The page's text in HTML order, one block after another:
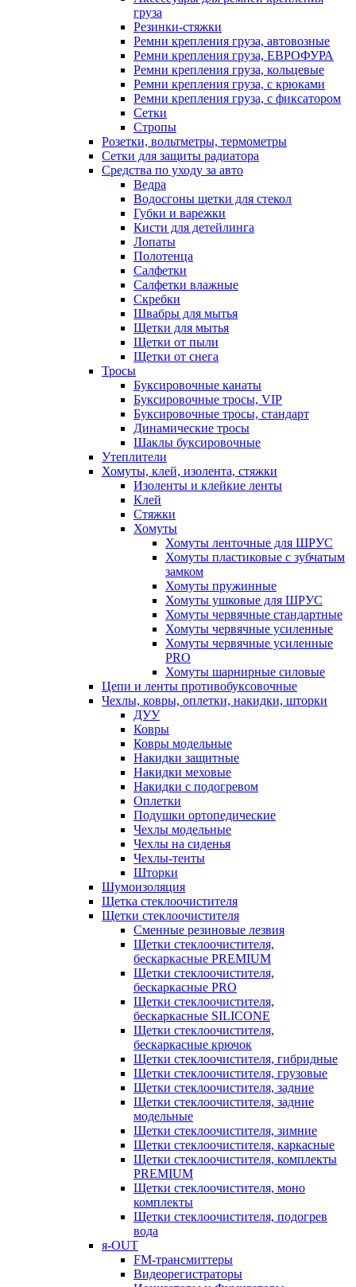
груза
Резинки-стяжки
Ремни крепления груза, автовозные
Ремни крепления груза, ЕВРОФУРА
Ремни крепления груза, кольцевые
Ремни крепления груза, с крюками
Ремни крепления груза, с фиксатором
Сетки
Стропы
Розетки, вольтметры, термометры
Сетки для защиты радиатора
Средства по уходу за авто
Ведра
Водосгоны щетки для стекол
Губки и варежки
Кисти для детейлинга
Лопаты
Полотенца
Салфетки
Салфетки влажные
Скребки
Швабры для мытья
Щетки для мытья
Щетки от пыли
Щетки от снега
Тросы
Буксировочные канаты
Буксировочные тросы, VIP
Буксировочные тросы, стандарт
Динамические тросы
Шаклы буксировочные
Утеплители
Хомуты, клей, изолента, стяжки
Изоленты и клейкие ленты
Клей
Стяжки
Хомуты
Хомуты ленточные для ШРУС
Хомуты пластиковые с зубчатым
замком
Хомуты пружинные
Хомуты ушковые для ШРУС
Хомуты червячные стандартные
Хомуты червячные усиленные
Хомуты червячные усиленные
PRO
Хомуты шарнирные силовые
Цепи и ленты противобуксовочные
Чехлы, ковры, оплетки, накидки, шторки
ДУУ
Ковры
Ковры модельные
Накидки защитные
Накидки меховые
Накидки с подогревом
Оплетки
Подушки ортопедические
Чехлы модельные
Чехлы на сиденья
Чехлы-тенты
Шторки
Шумоизоляция
Щетка стеклоочистителя
Щетки стеклоочистителя
Сменные резиновые лезвия
Щетки стеклоочистителя,
бескаркасные PREMIUM
Щетки стеклоочистителя,
бескаркасные PRO
Щетки стеклоочистителя,
бескаркасные SILICONE
Щетки стеклоочистителя,
бескаркасные крючок
Щетки стеклоочистителя, гибридные
Щетки стеклоочистителя, грузовые
Щетки стеклоочистителя, задние
Щетки стеклоочистителя, задние
модельные
Щетки стеклоочистителя, зимние
Щетки стеклоочистителя, каркасные
Щетки стеклоочистителя, комплекты
PREMIUM
Щетки стеклоочистителя, моно
комплекты
Щетки стеклоочистителя, подогрев
вода
я-OUT
FM-трансмиттеры
Видеорегистраторы